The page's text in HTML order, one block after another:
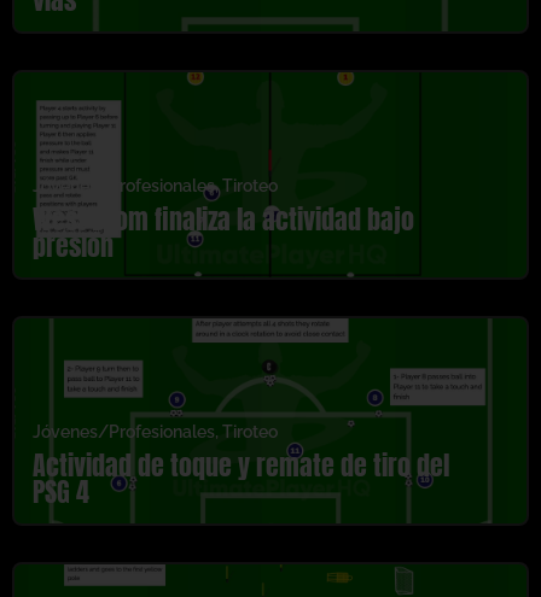
Jóvenes/Profesionales,Tiroteo
West Brom finaliza la actividad bajo
presión
Jóvenes/Profesionales, Tiroteo
Actividad de toque y remate de tiro del
PSG 4